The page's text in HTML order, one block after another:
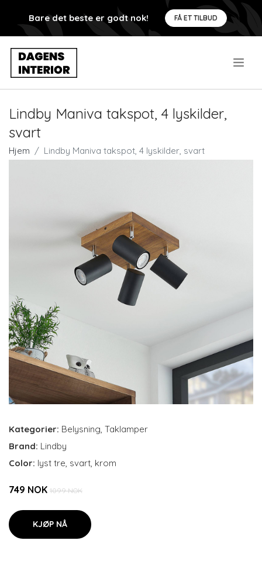
Bare det beste er godt nok! FÅ ET TILBUD
Lindby Maniva takspot, 4 lyskilder,
svart
Hjem Lindby Maniva takspot, 4 lyskilder, svart
Kategorier: Belysning, Taklamper
Brand: Lindby
Color: lyst tre, svart, krom
749 NOK 1099 NOK
KJØP NÅ